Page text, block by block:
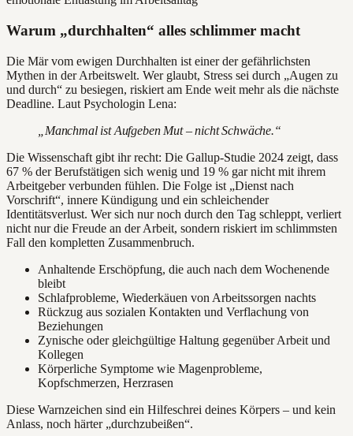
Warum „durchhalten“ alles schlimmer macht
Die Mär vom ewigen Durchhalten ist einer der gefährlichsten
Mythen in der Arbeitswelt. Wer glaubt, Stress sei durch „Augen zu
und durch“ zu besiegen, riskiert am Ende weit mehr als die nächste
Deadline. Laut Psychologin Lena:
„Manchmal ist Aufgeben Mut – nicht Schwäche.“
Die Wissenschaft gibt ihr recht: Die Gallup-Studie 2024 zeigt, dass
67 % der Berufstätigen sich wenig und 19 % gar nicht mit ihrem
Arbeitgeber verbunden fühlen. Die Folge ist „Dienst nach
Vorschrift“, innere Kündigung und ein schleichender
Identitätsverlust. Wer sich nur noch durch den Tag schleppt, verliert
nicht nur die Freude an der Arbeit, sondern riskiert im schlimmsten
Fall den kompletten Zusammenbruch.
Anhaltende Erschöpfung, die auch nach dem Wochenende
bleibt
Schlafprobleme, Wiederkäuen von Arbeitssorgen nachts
Rückzug aus sozialen Kontakten und Verflachung von
Beziehungen
Zynische oder gleichgültige Haltung gegenüber Arbeit und
Kollegen
Körperliche Symptome wie Magenprobleme,
Kopfschmerzen, Herzrasen
Diese Warnzeichen sind ein Hilfeschrei deines Körpers – und kein
Anlass, noch härter „durchzubeißen“.